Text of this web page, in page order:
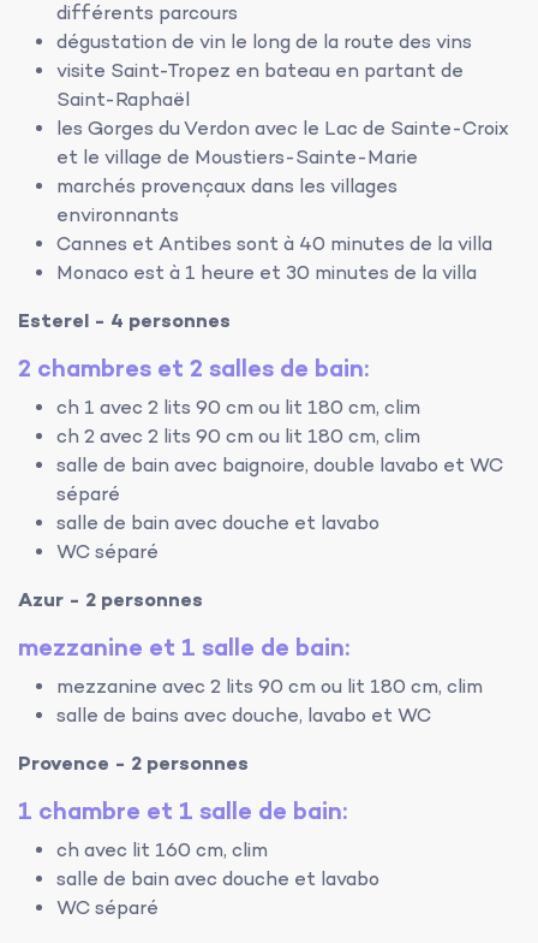
différents parcours
dégustation de vin le long de la route des vins
visite Saint-Tropez en bateau en partant de
Saint-Raphaël
les Gorges du Verdon avec le Lac de Sainte-Croix
et le village de Moustiers-Sainte-Marie
marchés provençaux dans les villages
environnants
Cannes et Antibes sont à 40 minutes de la villa
Monaco est à 1 heure et 30 minutes de la villa
Esterel - 4 personnes
2 chambres et 2 salles de bain:
ch 1 avec 2 lits 90 cm ou lit 180 cm, clim
ch 2 avec 2 lits 90 cm ou lit 180 cm, clim
salle de bain avec baignoire, double lavabo et WC
séparé
salle de bain avec douche et lavabo
WC séparé
Azur - 2 personnes
mezzanine et 1 salle de bain:
mezzanine avec 2 lits 90 cm ou lit 180 cm, clim
salle de bains avec douche, lavabo et WC
Provence - 2 personnes
1 chambre et 1 salle de bain:
ch avec lit 160 cm, clim
salle de bain avec douche et lavabo
WC séparé